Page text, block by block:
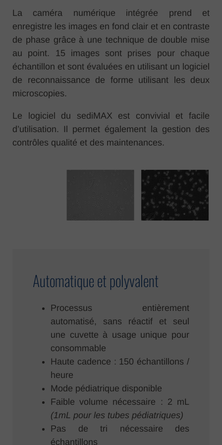
La caméra numérique intégrée prend et
enregistre les images en fond clair et en contraste
de phase grâce à une technique de double mise
au point. 15 images sont prises pour chaque
échantillon et sont évaluées en utilisant un logiciel
de reconnaissance de forme utilisant les deux
microscopies.
Le logiciel du sediMAX est convivial et facile
d’utilisation. Il permet également la gestion des
contrôles qualité et des maintenances.
Automatique et polyvalent
Processus entièrement
automatisé, sans réactif et seul
une cuvette à usage unique pour
consommable
Haute cadence : 150 échantillons /
heure
Mode pédiatrique disponible
Faible volume nécessaire : 2 mL
(1mL pour les tubes pédiatriques)
Pas de tri nécessaire des
échantillons